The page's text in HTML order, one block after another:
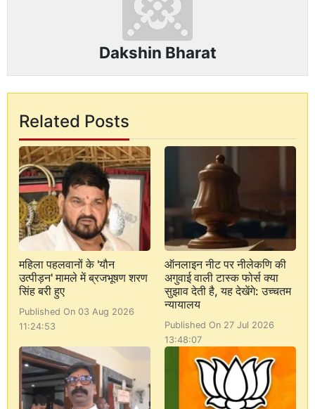
Dakshin Bharat
Related Posts
महिला पहलवानों के 'यौन
उत्पीड़न' मामले में ब्रजभूषण शरण
सिंह बरी हुए
Published On 03 Aug 2026
11:24:53
ऑनलाइन नीट पर नीलेकणि की
अगुवाई वाली टास्क फोर्स क्या
सुझाव देती है, यह देखेंगे: उच्चतम
न्यायालय
Published On 27 Jul 2026
13:48:07